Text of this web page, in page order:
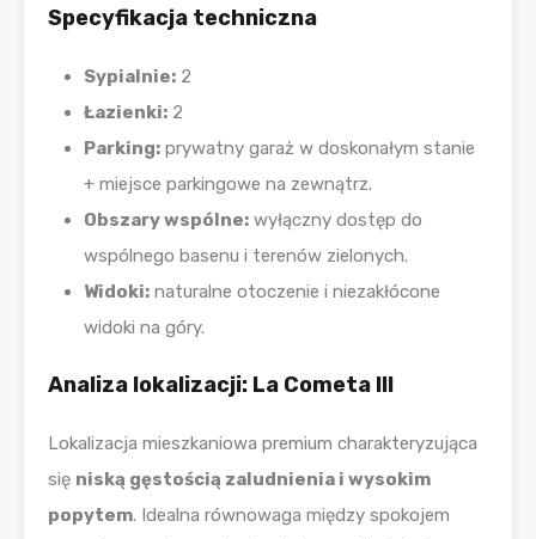
Specyfikacja techniczna
Sypialnie: 2
Łazienki: 2
Parking: prywatny garaż w doskonałym stanie
+ miejsce parkingowe na zewnątrz.
Obszary wspólne: wyłączny dostęp do
wspólnego basenu i terenów zielonych.
Widoki: naturalne otoczenie i niezakłócone
widoki na góry.
Analiza lokalizacji: La Cometa III
Lokalizacja mieszkaniowa premium charakteryzująca
się niską gęstością zaludnienia i wysokim
popytem. Idealna równowaga między spokojem